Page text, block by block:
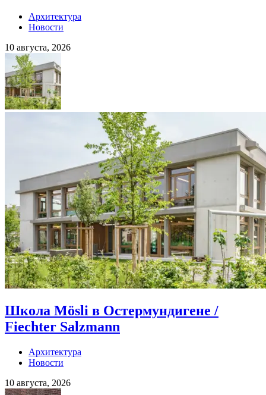
Архитектура
Новости
10 августа, 2026
Школа Mösli в Остермундигене /
Fiechter Salzmann
Архитектура
Новости
10 августа, 2026